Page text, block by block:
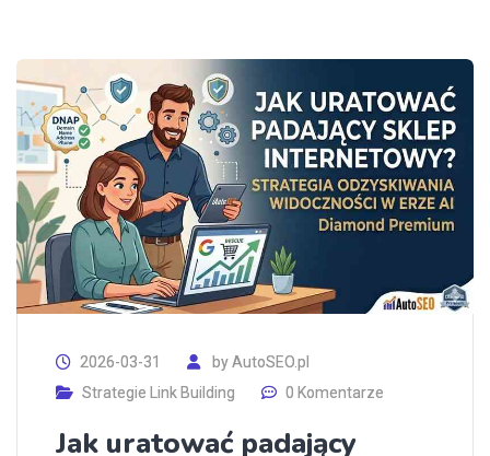
2026-03-31 byAutoSEO.pl
Strategie Link Building
0 Komentarze
Jak uratować padający